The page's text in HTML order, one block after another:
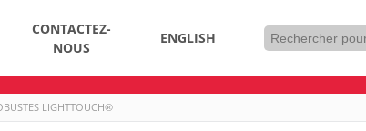
CONTACTEZ-
NOUS
ENGLISH
LIGHTTOUCH®